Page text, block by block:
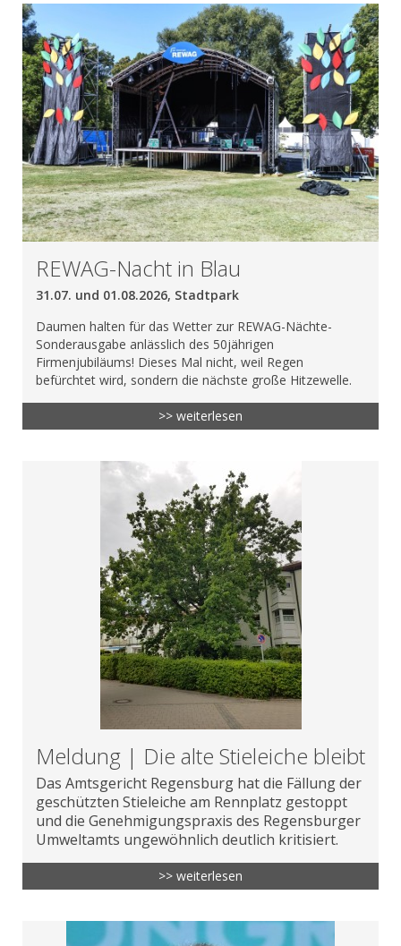
REWAG-Nacht in Blau
31.07. und 01.08.2026, Stadtpark
Daumen halten für das Wetter zur REWAG-Nächte-
Sonderausgabe anlässlich des 50jährigen
Firmenjubiläums! Dieses Mal nicht, weil Regen
befürchtet wird, sondern die nächste große Hitzewelle.
>> weiterlesen
Meldung | Die alte Stieleiche bleibt
Das Amtsgericht Regensburg hat die Fällung der
geschützten Stieleiche am Rennplatz gestoppt
und die Genehmigungspraxis des Regensburger
Umweltamts ungewöhnlich deutlich kritisiert.
>> weiterlesen